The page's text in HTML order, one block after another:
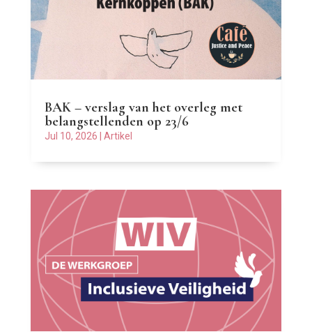
BAK – verslag van het overleg met
belangstellenden op 23/6
Jul 10, 2026 Artikel